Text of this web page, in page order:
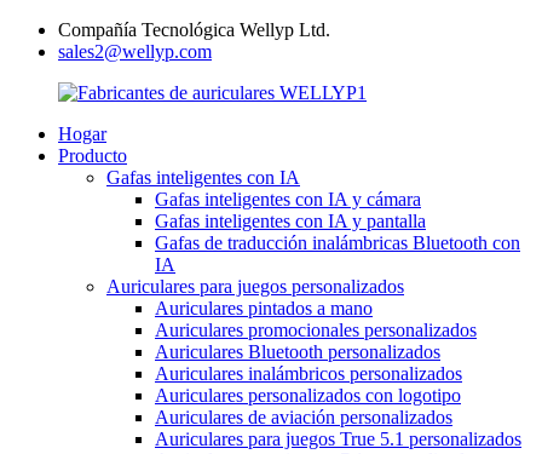
Compañía Tecnológica Wellyp Ltd.
sales2@wellyp.com
Hogar
Producto
Gafas inteligentes con IA
Gafas inteligentes con IA y cámara
Gafas inteligentes con IA y pantalla
Gafas de traducción inalámbricas Bluetooth con
IA
Auriculares para juegos personalizados
Auriculares pintados a mano
Auriculares promocionales personalizados
Auriculares Bluetooth personalizados
Auriculares inalámbricos personalizados
Auriculares personalizados con logotipo
Auriculares de aviación personalizados
Auriculares para juegos True 5.1 personalizados